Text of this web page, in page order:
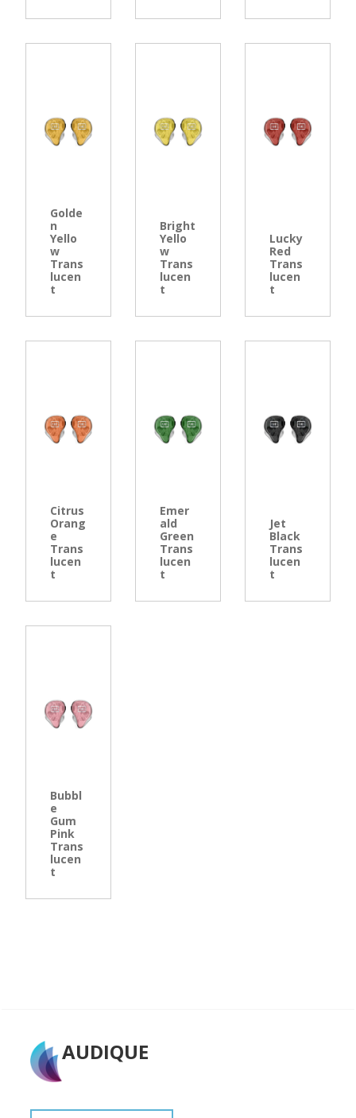
Golde
n
Yello
w
Trans
lucen
t
Bright
Yello
w
Trans
lucen
t
Lucky
Red
Trans
lucen
t
Citrus
Orang
e
Trans
lucen
t
Emer
ald
Green
Trans
lucen
t
Jet
Black
Trans
lucen
t
Bubbl
e
Gum
Pink
Trans
lucen
t
AUDIQUE